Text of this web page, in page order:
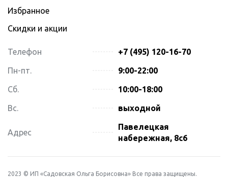
Избранное
Скидки и акции
Телефон +7 (495) 120-16-70
Пн-пт. 9:00-22:00
Сб. 10:00-18:00
Вс. выходной
Адрес
Павелецкая
набережная, 8с6
2023 © ИП «Садовская Ольга Борисовна» Все права защищены.